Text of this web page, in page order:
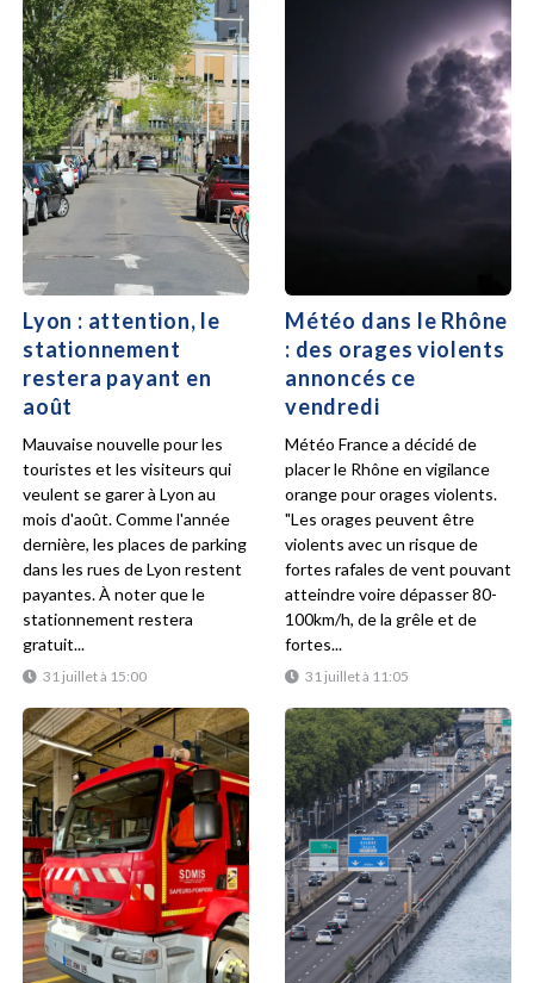
Lyon : attention, le
stationnement
restera payant en
août
31 juillet à 15:00
Mauvaise nouvelle pour les
touristes et les visiteurs qui
veulent se garer à Lyon au
mois d'août. Comme l'année
dernière, les places de parking
dans les rues de Lyon restent
payantes. À noter que le
stationnement restera
gratuit...
Météo dans le Rhône
: des orages violents
annoncés ce
vendredi
31 juillet à 11:05
Météo France a décidé de
placer le Rhône en vigilance
orange pour orages violents.
"Les orages peuvent être
violents avec un risque de
fortes rafales de vent pouvant
atteindre voire dépasser 80-
100km/h, de la grêle et de
fortes...